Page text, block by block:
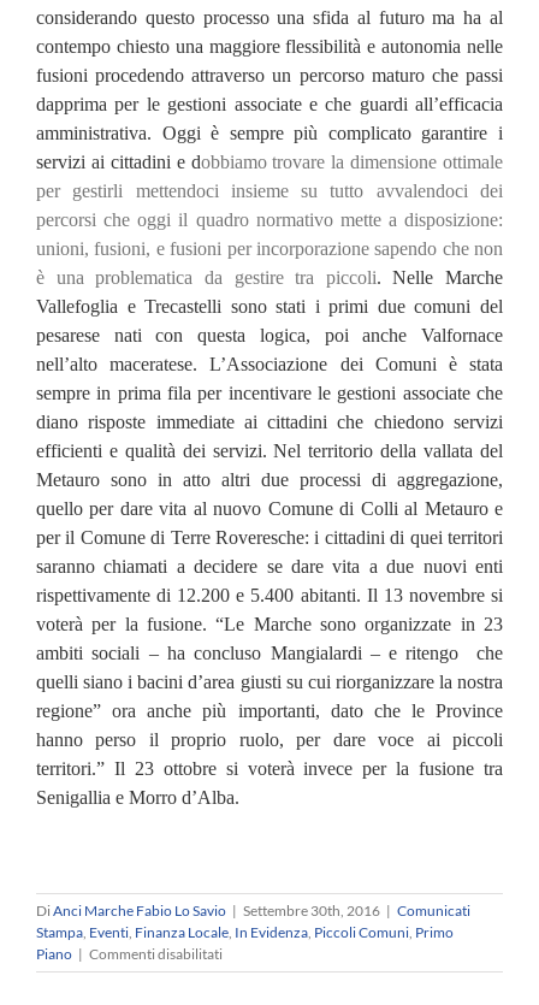
considerando questo processo una sfida al futuro maha al
contempo chiesto una maggiore flessibilità e autonomia nelle
fusioni procedendo attraverso un percorso maturo che passi
dapprima per le gestioni associate e che guardi all’efficacia
amministrativa. Oggi è sempre più complicato garantire i
servizi ai cittadini e dobbiamo trovare la dimensione ottimale
per gestirli mettendoci insieme su tutto avvalendoci dei
percorsi che oggi il quadro normativo mette a disposizione:
unioni, fusioni, e fusioni per incorporazione sapendo che non
è una problematica da gestire tra piccoli. Nelle Marche
Vallefoglia e Trecastelli sono stati i primi due comuni del
pesarese nati con questa logica, poi anche Valfornace
nell’alto maceratese. L’Associazione dei Comuni è stata
sempre in prima fila per incentivare le gestioni associate che
diano risposte immediate ai cittadini che chiedono servizi
efficienti e qualità dei servizi. Nel territorio della vallata del
Metauro sono in atto altri due processi di aggregazione,
quello per dare vita al nuovo Comune di Colli al Metauro e
per il Comune di Terre Roveresche: i cittadini di quei territori
saranno chiamati a decidere se dare vita a due nuovi enti
rispettivamente di 12.200 e 5.400 abitanti. Il 13 novembre si
voterà per la fusione. “Le Marche sono organizzate in 23
ambiti sociali – ha concluso Mangialardi –e ritengo che
quelli siano i bacini d’area giusti su cui riorganizzare la nostra
regione” ora anche più importanti, dato che le Province
hanno perso il proprio ruolo, per dare voce ai piccoli
territori.” Il 23 ottobre si voterà invece per la fusione tra
Senigallia e Morro d’Alba.
DiAnci Marche Fabio Lo Savio | Settembre 30th, 2016 | Comunicati
Stampa Eventi Finanza Locale In Evidenza Piccoli Comuni Primo
Piano | Commenti disabilitatisu
Mangialardi